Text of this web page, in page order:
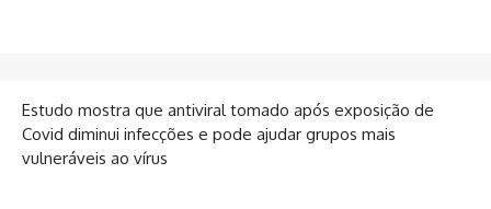
Estudo mostra que antiviral tomado após exposição de
Covid diminui infecções e pode ajudar grupos mais
vulneráveis ao vírus